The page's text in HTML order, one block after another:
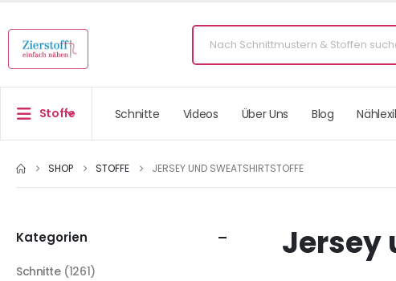
Stoffe Schnitte Videos Über Uns Blog
SHOP STOFFE JERSEY UND SWEATSHIRTSTOFFE
Jersey
Kategorien
Schnitte (1261)